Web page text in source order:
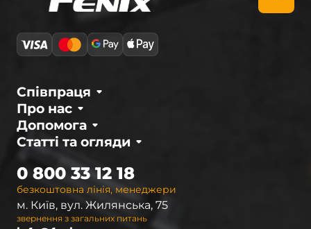
Про нас
Співпраця
Статті та огляди
Допомога
безкоштовна лінія, менеджери
0 800 33 12 18
м. Київ, вул. Жилянська, 75
звернення з загальних питань